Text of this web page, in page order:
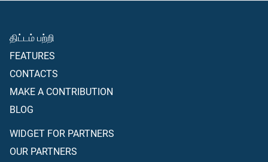
திட்டம் பற்றி
FEATURES
CONTACTS
MAKE A CONTRIBUTION
BLOG
WIDGET FOR PARTNERS
OUR PARTNERS